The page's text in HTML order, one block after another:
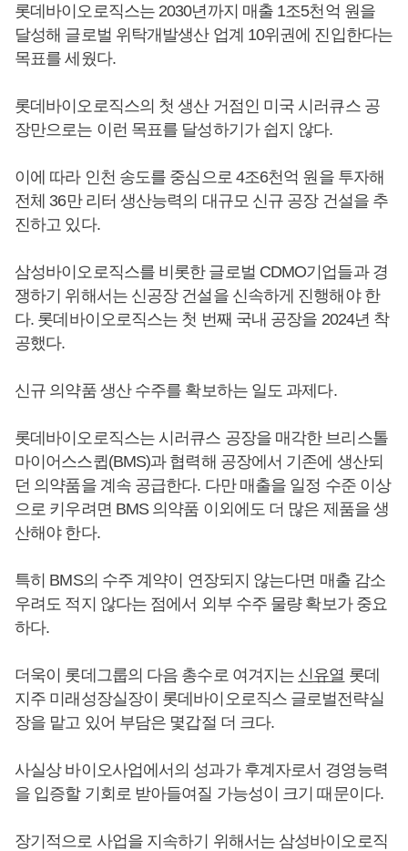
롯데바이오로직스는 2030년까지 매출 1조5천억 원을
달성해 글로벌 위탁개발생산 업계 10위권에 진입한다는
목표를 세웠다.
롯데바이오로직스의 첫 생산 거점인 미국 시러큐스 공
장만으로는 이런 목표를 달성하기가 쉽지 않다.
이에 따라 인천 송도를 중심으로 4조6천억 원을 투자해
전체 36만 리터 생산능력의 대규모 신규 공장 건설을 추
진하고 있다.
삼성바이오로직스를 비롯한 글로벌 CDMO기업들과 경
쟁하기 위해서는 신공장 건설을 신속하게 진행해야 한
다. 롯데바이오로직스는 첫 번째 국내 공장을 2024년 착
공했다.
신규 의약품 생산 수주를 확보하는 일도 과제다.
롯데바이오로직스는 시러큐스 공장을 매각한 브리스톨
마이어스스큅(BMS)과 협력해 공장에서 기존에 생산되
던 의약품을 계속 공급한다. 다만 매출을 일정 수준 이상
으로 키우려면 BMS 의약품 이외에도 더 많은 제품을 생
산해야 한다.
특히 BMS의 수주 계약이 연장되지 않는다면 매출 감소
우려도 적지 않다는 점에서 외부 수주 물량 확보가 중요
하다.
더욱이 롯데그룹의 다음 총수로 여겨지는 신유열 롯데
지주 미래성장실장이 롯데바이오로직스 글로벌전략실
장을 맡고 있어 부담은 몇갑절 더 크다.
사실상 바이오사업에서의 성과가 후계자로서 경영능력
을 입증할 기회로 받아들여질 가능성이 크기 때문이다.
장기적으로 사업을 지속하기 위해서는 삼성바이오로직